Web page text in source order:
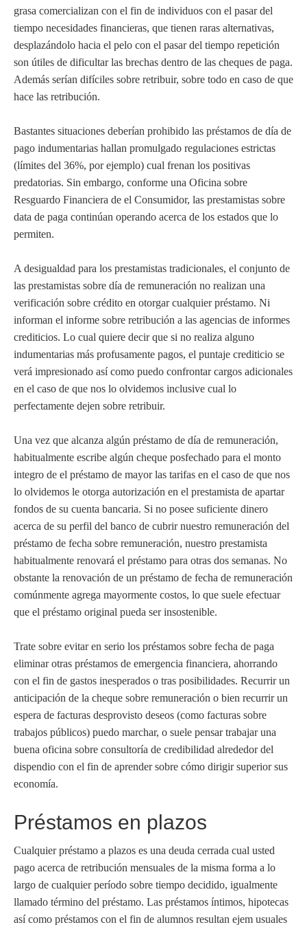
grasa comercializan con el fin de individuos con el pasar del
tiempo necesidades financieras, que tienen raras alternativas,
desplazándolo hacia el pelo con el pasar del tiempo repetición
son útiles de dificultar las brechas dentro de las cheques de paga.
Además serían difíciles sobre retribuir, sobre todo en caso de que
hace las retribución.
Bastantes situaciones deberían prohibido las préstamos de día de
pago indumentarias hallan promulgado regulaciones estrictas
(límites del 36%, por ejemplo) cual frenan los positivas
predatorias. Sin embargo, conforme una Oficina sobre
Resguardo Financiera de el Consumidor, las prestamistas sobre
data de paga continúan operando acerca de los estados que lo
permiten.
A desigualdad para los prestamistas tradicionales, el conjunto de
las prestamistas sobre día de remuneración no realizan una
verificación sobre crédito en otorgar cualquier préstamo. Ni
informan el informe sobre retribución a las agencias de informes
crediticios. Lo cual quiere decir que si no realiza alguno
indumentarias más profusamente pagos, el puntaje crediticio se
verá impresionado así­ como puedo confrontar cargos adicionales
en el caso de que nos lo olvidemos inclusive cual lo
perfectamente dejen sobre retribuir.
Una vez que alcanza algún préstamo de día de remuneración,
habitualmente escribe algún cheque posfechado para el monto
integro de el préstamo de mayor las tarifas en el caso de que nos
lo olvidemos le otorga autorización en el prestamista de apartar
fondos de su cuenta bancaria. Si no posee suficiente dinero
acerca de su perfil del banco de cubrir nuestro remuneración del
préstamo de fecha sobre remuneración, nuestro prestamista
habitualmente renovará el préstamo para otras dos semanas. No
obstante la renovación de un préstamo de fecha de remuneración
comúnmente agrega mayormente costos, lo que suele efectuar
que el préstamo original pueda ser insostenible.
Trate sobre evitar en serio los préstamos sobre fecha de paga
eliminar otras préstamos de emergencia financiera, ahorrando
con el fin de gastos inesperados o tras posibilidades. Recurrir un
anticipación de la cheque sobre remuneración o bien recurrir un
espera de facturas desprovisto deseos (como facturas sobre
trabajos públicos) puedo marchar, o suele pensar trabajar una
buena oficina sobre consultoría de credibilidad alrededor del
dispendio con el fin de aprender sobre cómo dirigir superior sus
economía.
Préstamos en plazos
Cualquier préstamo a plazos es una deuda cerrada cual usted
pago acerca de retribución mensuales de la misma forma a lo
largo de cualquier período sobre tiempo decidido, igualmente
llamado término del préstamo. Las préstamos íntimos, hipotecas
así­ como préstamos con el fin de alumnos resultan ejem usuales